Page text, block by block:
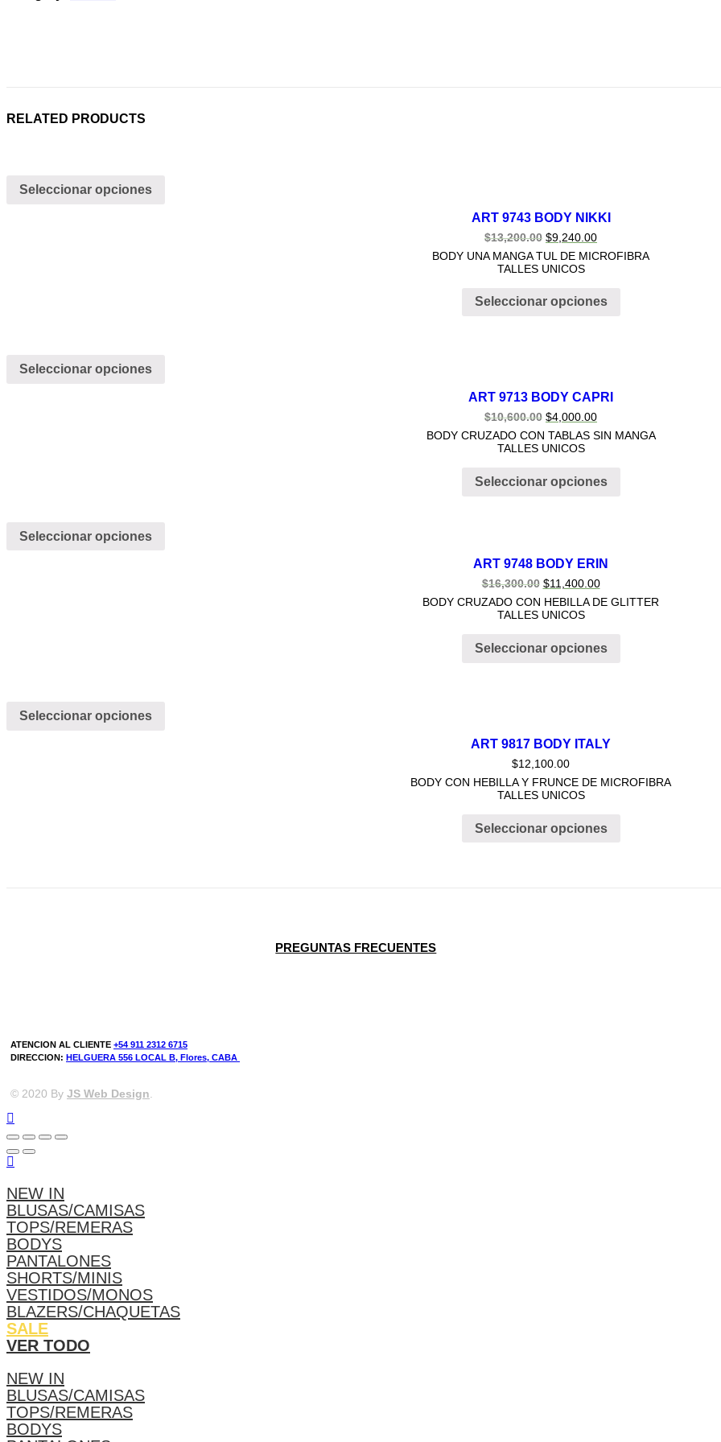
RELATED PRODUCTS
Seleccionar opciones
ART 9743 BODY NIKKI
$13,200.00 $9,240.00
BODY UNA MANGA TUL DE MICROFIBRA
TALLES UNICOS
Seleccionar opciones
Seleccionar opciones
ART 9713 BODY CAPRI
$10,600.00 $4,000.00
BODY CRUZADO CON TABLAS SIN MANGA
TALLES UNICOS
Seleccionar opciones
Seleccionar opciones
ART 9748 BODY ERIN
$16,300.00 $11,400.00
BODY CRUZADO CON HEBILLA DE GLITTER
TALLES UNICOS
Seleccionar opciones
Seleccionar opciones
ART 9817 BODY ITALY
$12,100.00
BODY CON HEBILLA Y FRUNCE DE MICROFIBRA
TALLES UNICOS
Seleccionar opciones
PREGUNTAS FRECUENTES
ATENCION AL CLIENTE +54 911 2312 6715
DIRECCION: HELGUERA 556 LOCAL B, Flores, CABA
© 2020 By JS Web Design.
NEW IN
BLUSAS/CAMISAS
TOPS/REMERAS
BODYS
PANTALONES
SHORTS/MINIS
VESTIDOS/MONOS
BLAZERS/CHAQUETAS
SALE
VER TODO
NEW IN
BLUSAS/CAMISAS
TOPS/REMERAS
BODYS